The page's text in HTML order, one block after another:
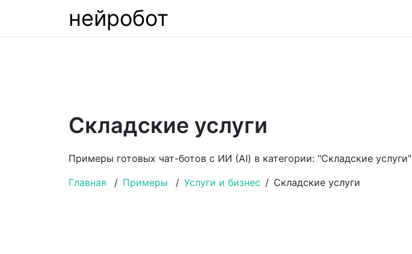
нейробот
Складские услуги
Примеры готовых чат-ботов с ИИ (AI) в категории: "Складские услуги"
Главная
/ Примеры / Услуги и бизнес / Складские услуги